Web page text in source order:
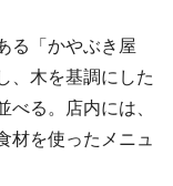
る「かやぶき屋
、木を基調にした
る。店内には、
材を使ったメニュ